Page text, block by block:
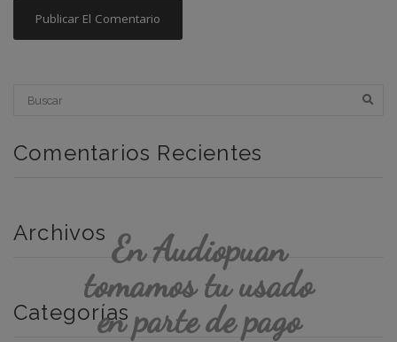
Comentarios Recientes
Archivos
Categorías
En Audiopuan
tomamos tu usado
en parte de pago